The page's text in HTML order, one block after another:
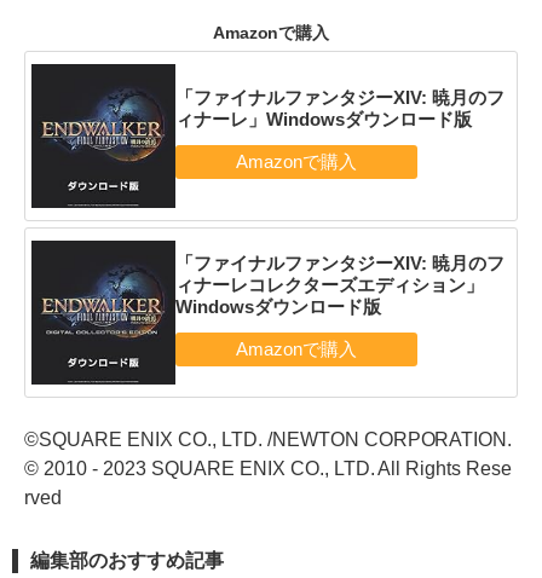
Amazonで購入
「ファイナルファンタジーXIV: 暁月のフ
ィナーレ」Windowsダウンロード版
「ファイナルファンタジーXIV: 暁月のフ
ィナーレコレクターズエディション」
Windowsダウンロード版
©SQUARE ENIX CO., LTD. /NEWTON CORPORATION.
© 2010 - 2023 SQUARE ENIX CO., LTD. All Rights Rese
rved
編集部のおすすめ記事